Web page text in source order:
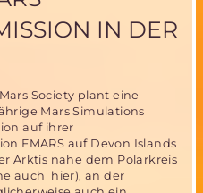
IN DER
Society plant eine
Mars Simulations
auf ihrer
FMARS auf Devon Islands
Arktis nahe dem Polarkreis
auch hier), an der